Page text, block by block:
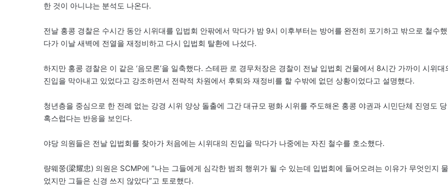
한 것이 아니냐는 분석도 나온다.
전날 홍콩 경찰은 수시간 동안 시위대를 입법회 안팎에서 막다가 밤 9시 이후부터는 방어를 완전히 포기하고 밖으로 철수했
다가 이날 새벽에 전열을 재정비하고 다시 입법회 탈환에 나섰다.
하지만 홍콩 경찰은 이 같은 ‘음모론’을 일축했다. 스테판 로 경무처장은 경찰이 전날 입법회 건물에서 8시간 가까이 시위대
진입을 막아내고 있었다고 강조하면서 전략적 차원에서 후퇴와 재정비를 할 수밖에 없던 상황이었다고 설명했다.
청년층을 중심으로 한 전례 없는 강경 시위 양상 돌출에 그간 대규모 평화 시위를 주도해온 홍콩 야권과 시민단체 진영도 당
혹스럽다는 반응을 보인다.
야당 의원들은 전날 입법회를 찾아가 처음에는 시위대의 진입을 막다가 나중에는 자진 철수를 호소했다.
량웨쭝(梁耀忠) 의원은 SCMP에 “나는 그들에게 심각한 범죄 행위가 될 수 있는데 입법회에 들어오려는 이유가 무엇인지 물
었지만 그들은 신경 쓰지 않았다”고 토로했다.